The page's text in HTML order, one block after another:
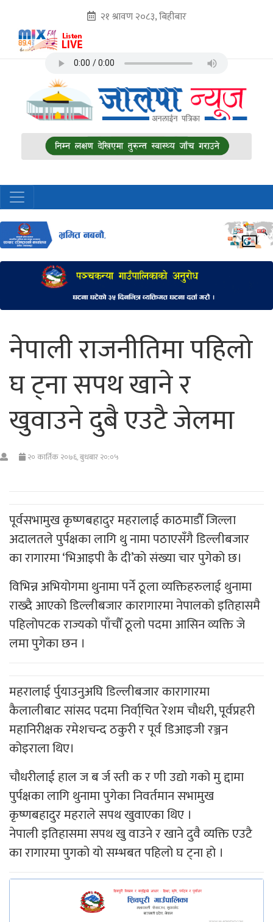
२१ श्रावण २०८३, बिहीबार
नेपाली राजनीतिमा पहिलो
घ ट्ना सपथ खाने र
खुवाउने दुबै एउटै जेलमा
२० कार्तिक २०७६, बुधबार २०:०५
पूर्वसभामुख कृष्णबहादुर महरालाई काठमाडौँ जिल्ला
अदालतले पुर्पक्षका लागि थु नामा पठाएसँगै डिल्लीबजार
का रागारमा ‘भिआइपी कै दी’को संख्या चार पुगेको छ।
विभिन्न अभियोगमा थुनामा पर्ने ठूला व्यक्तिहरुलाई थुनामा
राख्दै आएको डिल्लीबजार कारागारमा नेपालको इतिहासमै
पहिलोपटक राज्यको पाँचौँ ठूलो पदमा आसिन व्यक्ति जे
लमा पुगेका छन ।
महरालाई र्पुयाउनुअघि डिल्लीबजार कारागारमा
कैलालीबाट सांसद पदमा निर्वा्चित रेशम चौधरी, पूर्वप्रहरी
महानिरीक्षक रमेशचन्द ठकुरी र पूर्व डिआइजी रञ्जन
कोइराला थिए।
चौधरीलाई हाल ज ब र्ज स्ती क र णी उद्यो गको मु द्दामा
पुर्पक्षका लागि थुनामा पुगेका निवर्तमान सभामुख
कृष्णबहादुर महराले सपथ खुवाएका थिए ।
नेपाली इतिहासमा सपथ खु वाउने र खाने दुवै व्यक्ति एउटै
का रागारमा पुगको यो सम्भबत पहिलो घ ट्ना हो ।